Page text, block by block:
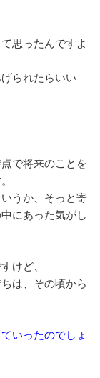
思ったんですよ
られたらいい
で将来のことを
うか、そっと寄
にあった気がし
けど、
は、その頃から
いったのでしょ